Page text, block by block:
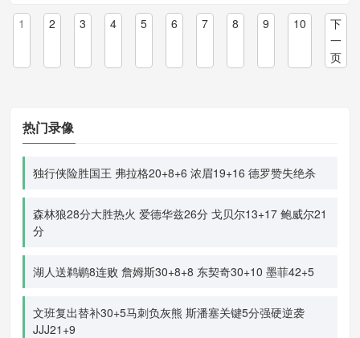
1 2 3 4 5 6 7 8 9 10
下
一
页
热门录像
独行侠险胜国王 弗拉格20+8+6 浓眉19+16 德罗赞失绝杀
森林狼28分大胜热火 爱德华兹26分 戈贝尔13+17 鲍威尔21
分
湖人送鹈鹕8连败 詹姆斯30+8+8 东契奇30+10 墨菲42+5
文班复出替补30+5马刺负灰熊 斯潘塞关键5分强硬逆袭
JJJ21+9